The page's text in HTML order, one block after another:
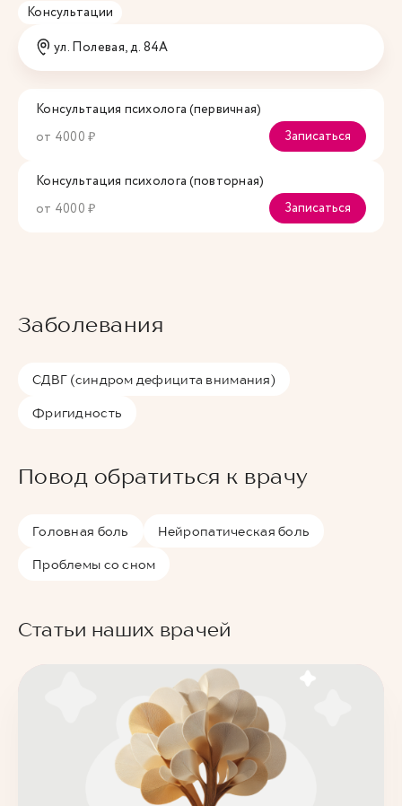
Консультации
ул. Полевая, д. 84А
Консультация психолога (первичная)
от 4000 ₽
Записаться
Консультация психолога (повторная)
от 4000 ₽
Записаться
Заболевания
СДВГ (синдром дефицита внимания)
Фригидность
Повод обратиться к врачу
Головная боль Нейропатическая боль
Проблемы со сном
Статьи наших врачей